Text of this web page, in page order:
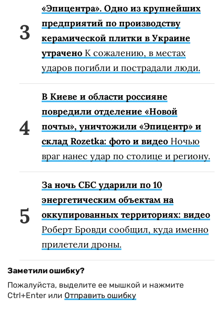
«Эпицентра». Одно из крупнейших
предприятий по производству
керамической плитки в Украине
утрачено К сожалению, в местах
ударов погибли и пострадали люди.
В Киеве и области россияне
повредили отделение «Новой
почты», уничтожили «Эпицентр» и
склад Rozetka: фото и видео Ночью
враг нанес удар по столице и региону.
За ночь СБС ударили по 10
энергетическим объектам на
оккупированных территориях: видео
Роберт Бровди сообщил, куда именно
прилетели дроны.
Заметили ошибку?
Пожалуйста, выделите ее мышкой и нажмите
Ctrl+Enter или Отправить ошибку